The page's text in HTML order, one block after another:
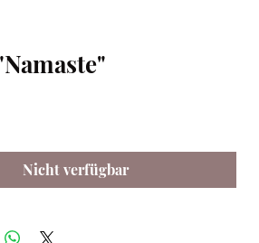
Nicht verfügbar